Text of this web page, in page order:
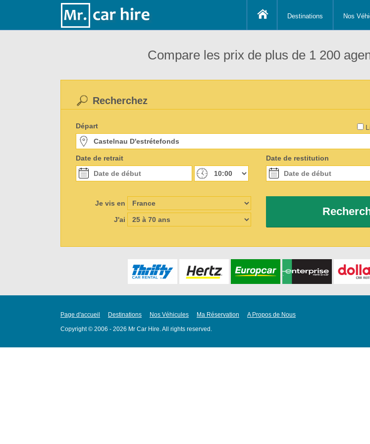
Destinations Nos
Compare les prix de plus de 1 200
Recherchez
Départ
Date de retrait Date de restitution
Je vis en
J'ai
Page d'accueil Destinations Nos Véhicules Ma Réservation A Propos de Nous
Copyright © 2006 - 2026 Mr Car Hire. All rights reserved.